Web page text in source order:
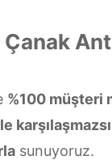
%100 müşteri
sunuyoruz.